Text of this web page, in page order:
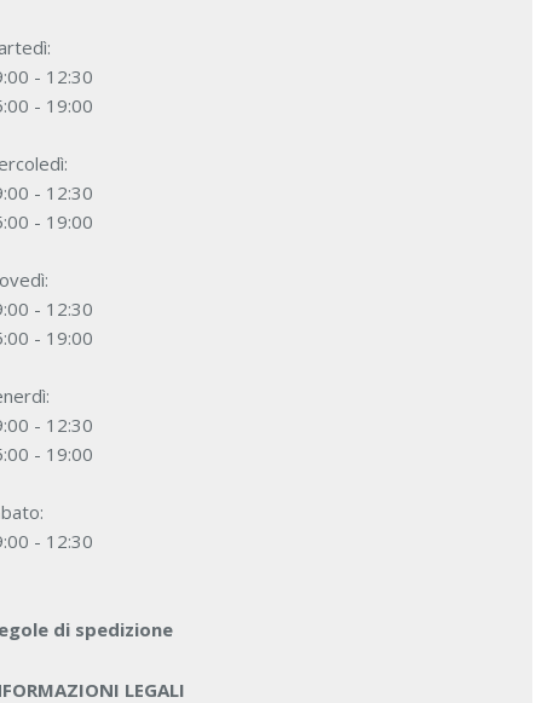
- 12:30
- 19:00
- 12:30
- 19:00
- 12:30
- 19:00
- 12:30
- 19:00
- 12:30
di spedizione
LEGALI